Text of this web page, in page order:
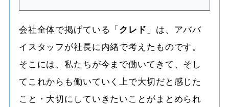
会社全体で掲げている「クレド 」は、アババ
イスタッフが社長に内緒で考えたものです。
そこには、私たちが今まで働いてきて、そし
てこれからも働いていく上で大切だと感じた
こと・大切にしていきたいことがまとめられ